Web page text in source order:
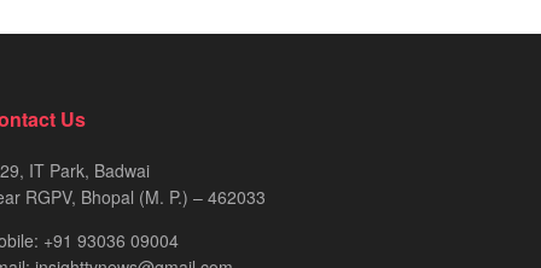
Us
IT Park, Badwai
RGPV, Bhopal (M. P.) – 462033
+91 93036 09004